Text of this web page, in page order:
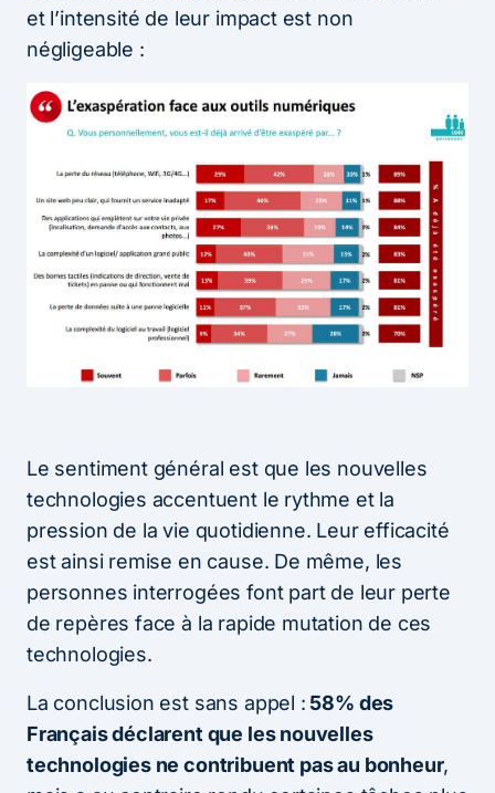
et l’intensité de leur impact est non
négligeable :
Le sentiment général est que les nouvelles
technologies accentuent le rythme et la
pression de la vie quotidienne. Leur efficacité
est ainsi remise en cause. De même, les
personnes interrogées font part de leur perte
de repères face à la rapide mutation de ces
technologies.
La conclusion est sans appel : 58% des
Français déclarent que les nouvelles
technologies ne contribuent pas au bonheur,